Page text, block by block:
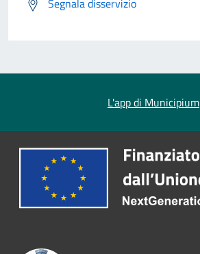
Segnala disservizio
L'app di Municipium